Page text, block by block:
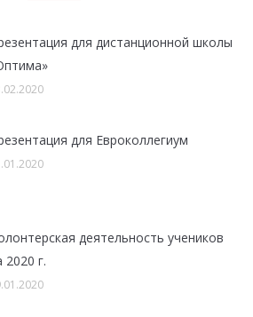
для дистанционной школы
для Евроколлегиум
деятельность учеников
2020 г.